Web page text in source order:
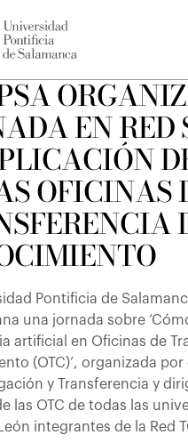
EN RED
OFICINAS
Pontificia de
una jornada sobre
artificial en Oficinas de
(OTC)’, organizada
y Transferencia y
las OTC de todas las
integrantes de la Red